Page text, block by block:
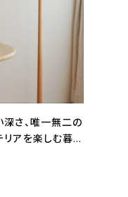
深さ、唯一無二の
アを楽しむ暮ら